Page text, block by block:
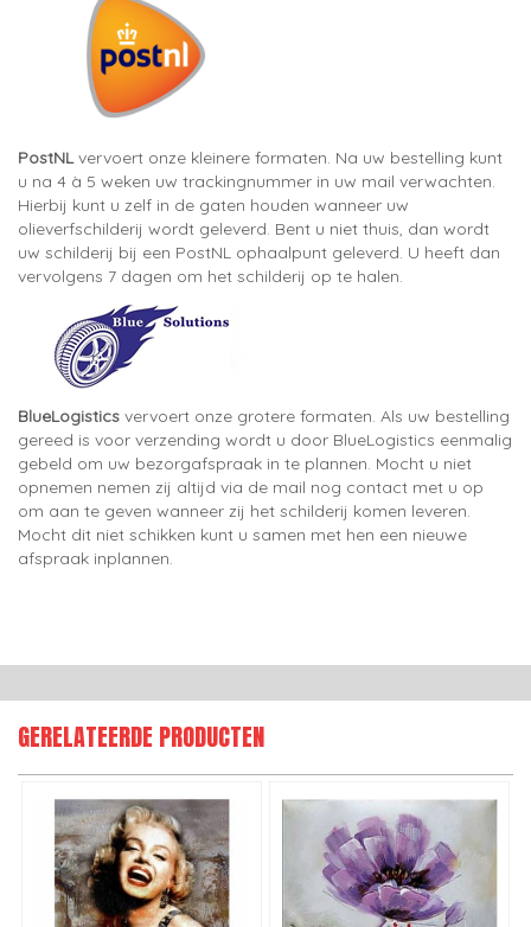
PostNLvervoert onze kleinere formaten. Na uw bestelling kunt
u na 4 à 5 weken uw trackingnummer in uw mail verwachten.
Hierbij kunt u zelf in de gaten houden wanneer uw
olieverfschilderij wordt geleverd. Bent u niet thuis, dan wordt
uw schilderij bij een PostNL ophaalpunt geleverd. U heeft dan
vervolgens 7 dagen om het schilderij op te halen.
BlueLogistics vervoert onze grotere formaten. Als uw bestelling
gereed is voor verzending wordt u door BlueLogistics eenmalig
gebeld om uw bezorgafspraak in te plannen. Mocht u niet
opnemen nemen zij altijd via de mail nog contact met u op
om aan te geven wanneer zij het schilderij komen leveren.
Mocht dit niet schikken kunt u samen met hen een nieuwe
afspraak inplannen.
GERELATEERDE PRODUCTEN